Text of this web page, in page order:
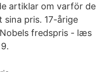
artiklar om varför de
pris. 17-årige
fredspris - læs